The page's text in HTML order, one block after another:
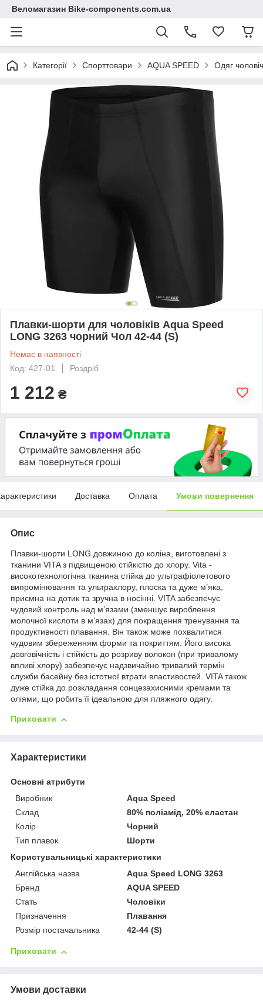
Веломагазин Bike-components.com.ua
Категорії Спорттовари AQUA SPEED Одяг
Плавки-шорти для чоловіків Aqua Speed
LONG 3263 чорний Чол 42-44 (S)
Немає в наявності
Код: 427-01
Роздріб
1 212 ₴
Доставка Оплата Умови повернення
Опис
Плавки-шорти ​​LONG довжиною до коліна, виготовлені з
тканини VITA з підвищеною стійкістю до хлору. Vita -
високотехнологічна тканина стійка до ультрафіолетового
випромінювання та ультрахлору, плоска та дуже м’яка,
приємна на дотик та зручна в носінні. VITA забезпечує
чудовий контроль над м’язами (зменшує вироблення
молочної кислоти в м’язах) для покращення тренування та
продуктивності плавання. Він також може похвалитися
чудовим збереженням форми та покриттям. Його висока
довговічність і стійкість до розриву волокон (при тривалому
впливі хлору) забезпечує надзвичайно тривалий термін
служби басейну без істотної втрати властивостей. VITA також
дуже стійка до розкладання сонцезахисними кремами та
оліями, що робить її ідеальною для пляжного одягу.
Приховати
Характеристики
Основні атрибути
Виробник
Aqua Speed
Склад
80% поліамід, 20% еластан
Колір
Чорний
Тип плавок
Шорти
Користувальницькі характеристики
Англійська назва
Aqua Speed LONG 3263
Бренд
AQUA SPEED
Стать
Чоловіки
Призначення
Плавання
Розмір постачальника
42-44 (S)
Приховати
Умови доставки